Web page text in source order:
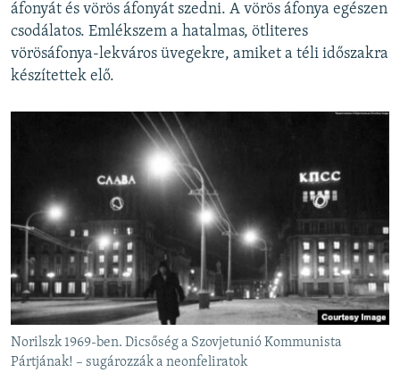
áfonyát és vörös áfonyát szedni. A vörös áfonya egészen
csodálatos. Emlékszem a hatalmas, ötliteres
vörösáfonya-lekváros üvegekre, amiket a téli időszakra
készítettek elő.
Norilszk 1969-ben. Dicsőség a Szovjetunió Kommunista
Pártjának! – sugározzák a neonfeliratok